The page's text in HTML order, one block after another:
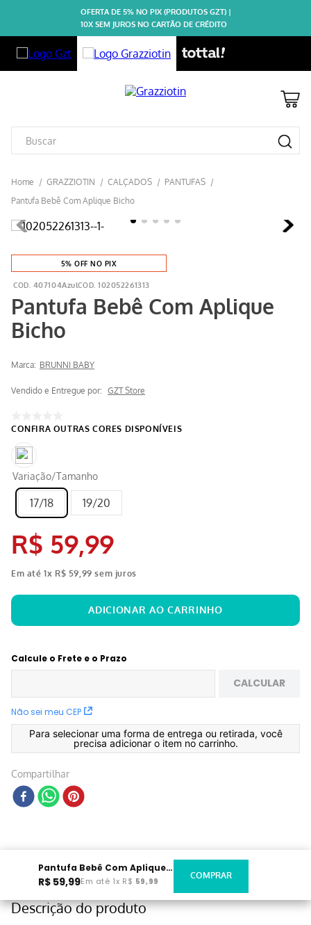
OFERTA DE 5% NO PIX (PRODUTOS GZT) |
10X SEM JUROS NO CARTÃO DE CRÉDITO
GRAZZIOTIN CALÇADOS
PANTUFAS
Pantufa Bebê Com Aplique Bicho
5% OFF NO PIX
407104Azul 102052261313
Pantufa Bebê Com Aplique
Bicho
Marca: BRUNNI BABY
Vendido e Entregue por: GZT Store
Variação/Tamanho
17/18 19/20
R$ 59,99
Em até1x R$ 59 99 sem juros
Calcule o Frete e o Prazo
Não sei meu CEP
CALCULAR
Para selecionar uma forma de entrega ou retirada, você
precisa adicionar o item no carrinho.
Compartilhar
Pantufa Bebê Com Aplique Bicho
R$ 59,99Em até 1x R$ 59,99
Descrição do produto